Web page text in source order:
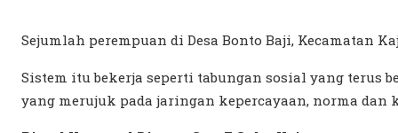
Sejumlah perempuan di Desa Bonto Baji, Kecamatan
Sistem itu bekerja seperti tabungan sosial yang terus
yang merujuk pada jaringan kepercayaan, norma